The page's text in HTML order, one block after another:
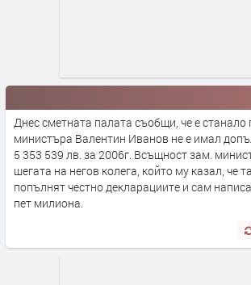
Днес сметната палата съобщи, че е станало
министъра Валентин Иванов не е имал
5 353 539 лв. за 2006г. Всъщност зам.
шегата на негов колега, който му казал, че
попълнят честно декларациите и сам
пет милиона.